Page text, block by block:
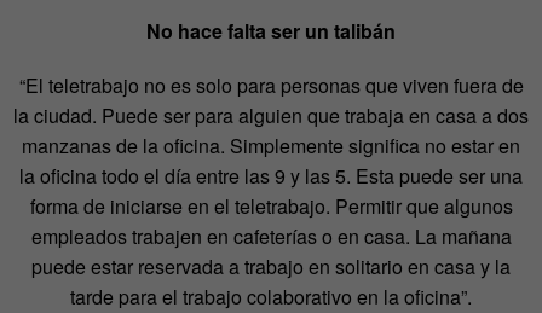
No hace falta ser un talibán
“El teletrabajo no es solo para personas que viven fuera de
la ciudad. Puede ser para alguien que trabaja en casa a dos
manzanas de la oficina. Simplemente significa no estar en
la oficina todo el día entre las 9 y las 5. Esta puede ser una
forma de iniciarse en el teletrabajo. Permitir que algunos
empleados trabajen en cafeterías o en casa. La mañana
puede estar reservada a trabajo en solitario en casa y la
tarde para el trabajo colaborativo en la oficina”.